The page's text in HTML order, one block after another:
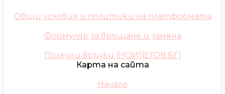
Общи условия и политики на платформата
Формуляр за връщане и замяна
Полезни връзки (НОИ)(ЕГОВ.БГ)
Карта на сайта
Начало